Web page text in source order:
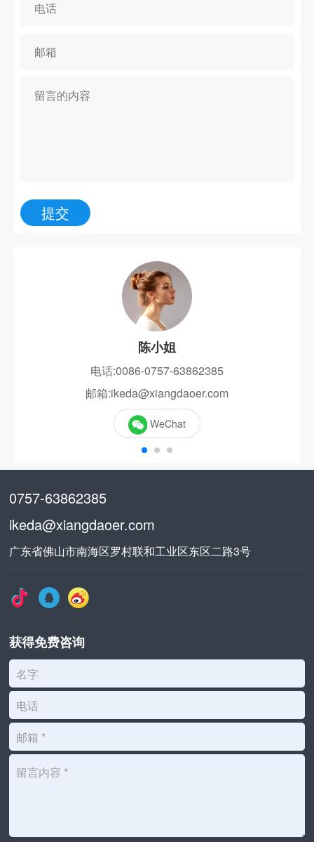
陈小姐
电话:0086-0757-63862385
邮箱:ikeda@xiangdaoer.com
WeChat
0757-63862385
ikeda@xiangdaoer.com
广东省佛山市南海区罗村联和工业区东区二路3号
获得免费咨询